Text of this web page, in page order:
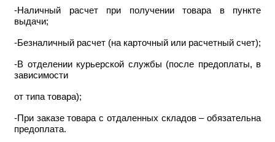
-Наличный расчет при получении товара в пункте
выдачи;
-Безналичный расчет (на карточный или расчетный счет);
-В отделении курьерской службы (после предоплаты, в
зависимости
от типа товара);
-При заказе товара с отдаленных складов – обязательна
предоплата.